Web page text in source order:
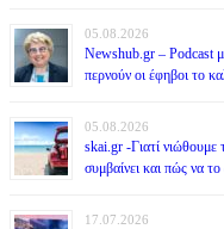
05.08.2026
Newshub.gr – Podcast
περνούν οι έφηβοι το
05.08.2026
skai.gr -Γιατί νιώθουμε
συμβαίνει και πώς να
17.07.2026